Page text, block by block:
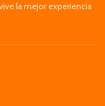
la mejor experiencia